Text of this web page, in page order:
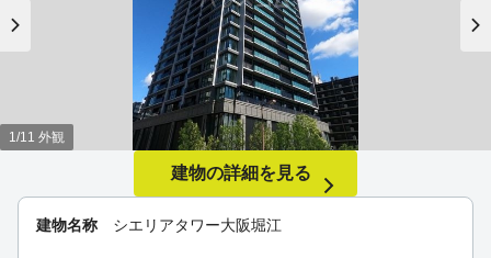
建物名称 シエリアタワー大阪堀江
1/11 外観
建物の詳細を見る